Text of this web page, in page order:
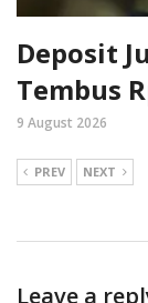
Deposit
Tembus
9 August 2026
PREV NEXT
Leave a